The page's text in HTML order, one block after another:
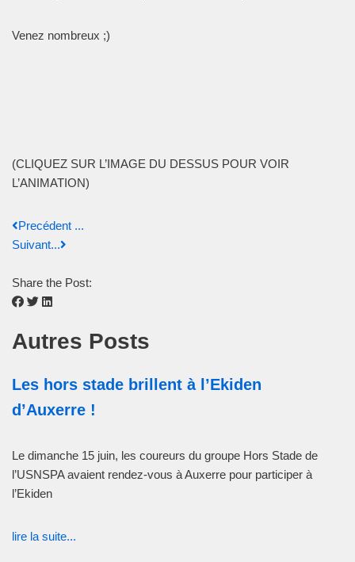
Venez nombreux ;)
(CLIQUEZ SUR L’IMAGE DU DESSUS POUR VOIR
L’ANIMATION)
Precédent ...
Suivant...
Share the Post:
Autres Posts
Les hors stade brillent à l’Ekiden
d’Auxerre !
Le dimanche 15 juin, les coureurs du groupe Hors Stade de
l’USNSPA avaient rendez-vous à Auxerre pour participer à
l’Ekiden
lire la suite...